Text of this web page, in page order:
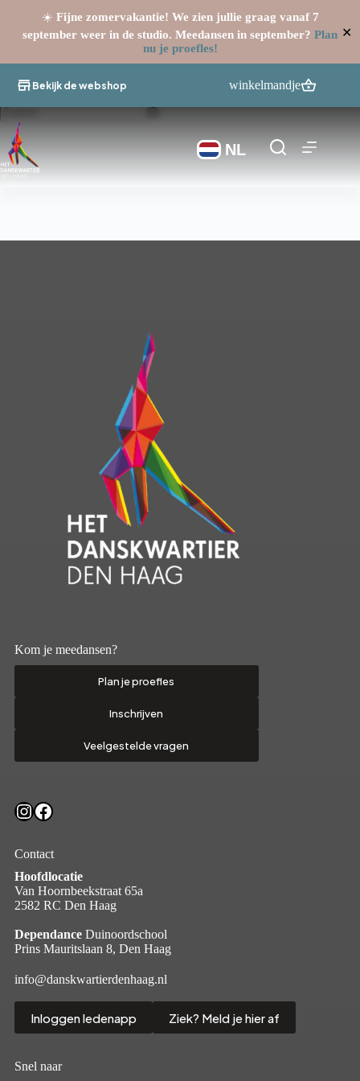
☀️ Fijne zomervakantie! We zien jullie graag vanaf 7
september weer in de studio. Meedansen in september? Plan
nu je proefles!
✕
naar
inhoud
Bekijk de webshop winkelmandje
NL
Geen
resultaten
Kom je meedansen?
Plan je proefles
Inschrijven
Veelgestelde vragen
Instagram
Facebook
Contact
Hoofdlocatie
Van Hoornbeekstraat 65a
2582 RC Den Haag
Dependance Duinoordschool
Prins Mauritslaan 8, Den Haag
info@danskwartierdenhaag.nl
Inloggen ledenapp Ziek? Meld je hier af
Snel naar